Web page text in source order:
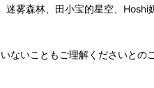
雾森林、田小宝的星空、
ないこともご理解くださいとの